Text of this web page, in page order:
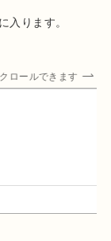
入ります。
クロールできます